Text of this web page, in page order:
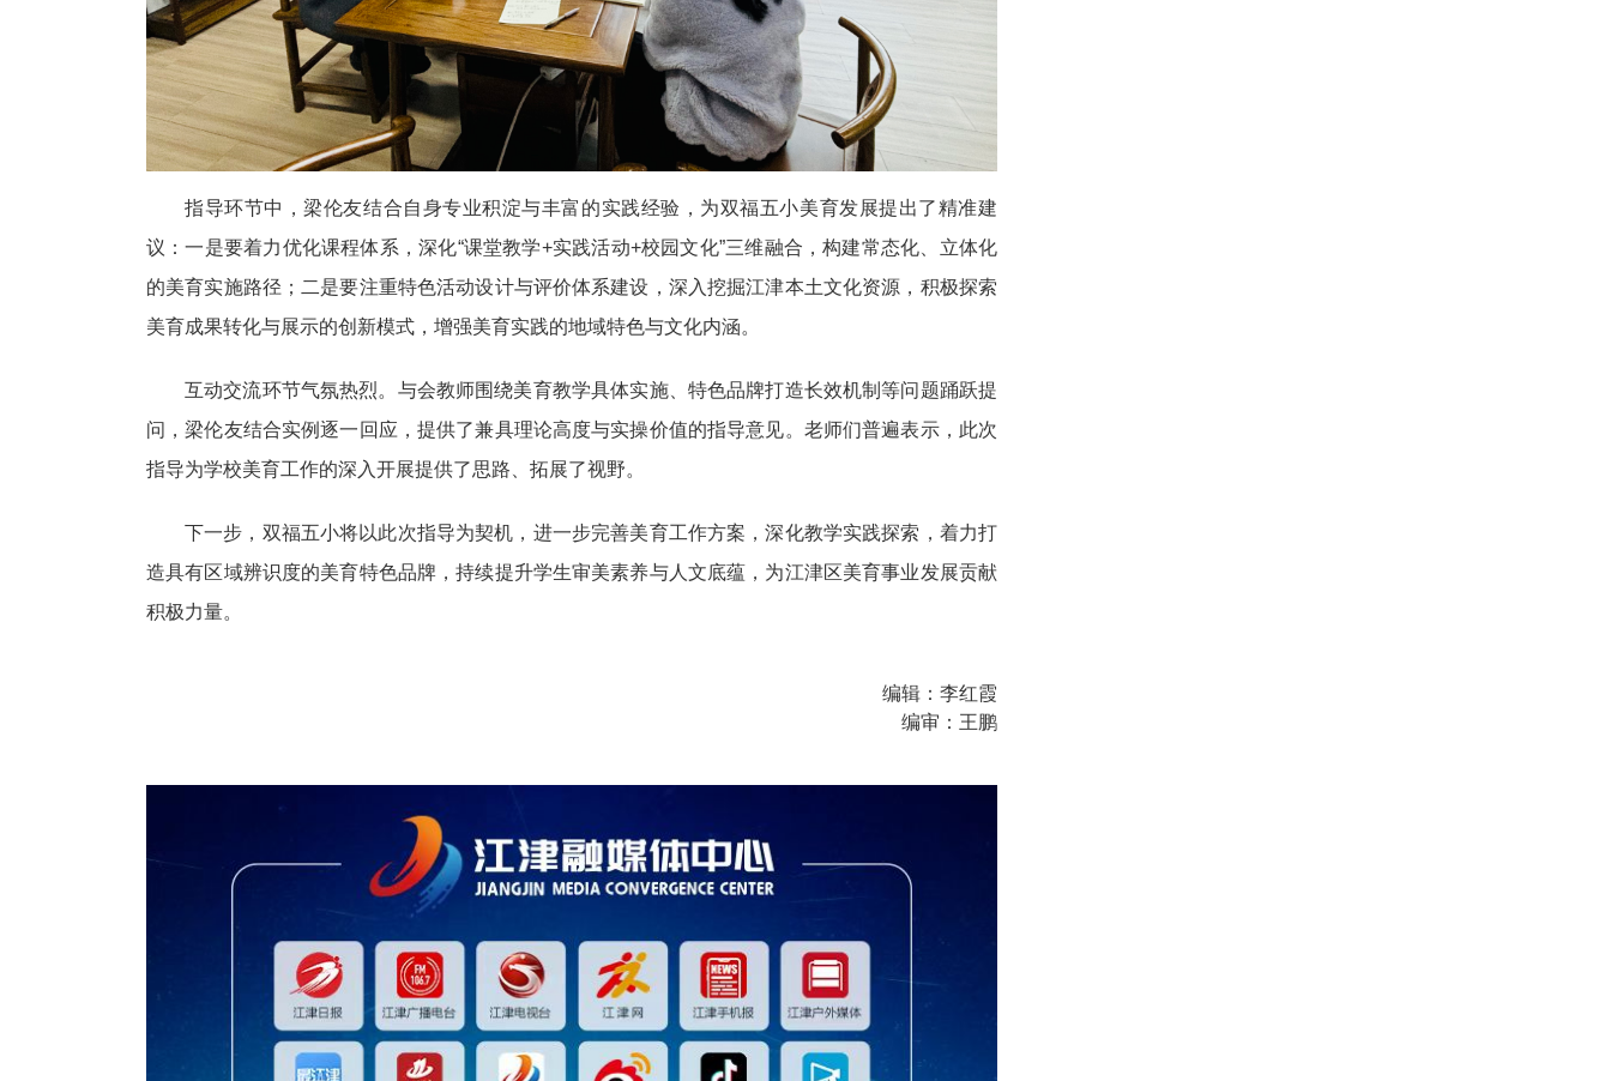
指导环节中，梁伦友结合自身专业积淀与丰富的实践经验，为双福五小美育发展提出了精准建
议：一是要着力优化课程体系，深化“课堂教学+实践活动+校园文化”三维融合，构建常态化、立体化
的美育实施路径；二是要注重特色活动设计与评价体系建设，深入挖掘江津本土文化资源，积极探索
美育成果转化与展示的创新模式，增强美育实践的地域特色与文化内涵。
互动交流环节气氛热烈。与会教师围绕美育教学具体实施、特色品牌打造长效机制等问题踊跃提
问，梁伦友结合实例逐一回应，提供了兼具理论高度与实操价值的指导意见。老师们普遍表示，此次
指导为学校美育工作的深入开展提供了思路、拓展了视野。
下一步，双福五小将以此次指导为契机，进一步完善美育工作方案，深化教学实践探索，着力打
造具有区域辨识度的美育特色品牌，持续提升学生审美素养与人文底蕴，为江津区美育事业发展贡献
积极力量。
编辑：李红霞
编审：王鹏